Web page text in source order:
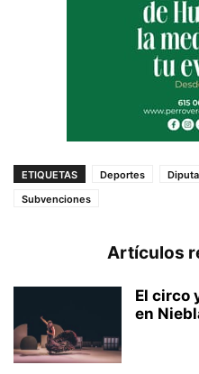
ETIQUETAS Deportes
Subvenciones
Artículos
El circo
en